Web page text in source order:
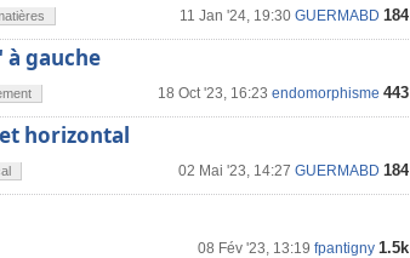
11 Jan '24, 19:30 GUERMABD 184
à gauche
18 Oct '23, 16:23 endomorphisme 443
horizontal
02 Mai '23, 14:27 GUERMABD 184
08 Fév '23, 13:19 fpantigny 1.5k